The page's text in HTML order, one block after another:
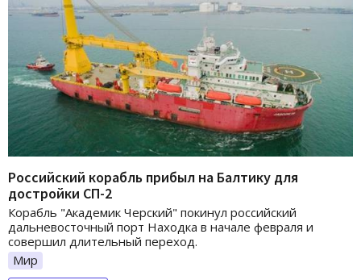
Российский корабль прибыл на Балтику для
достройки СП-2
Корабль "Академик Черский" покинул российский
дальневосточный порт Находка в начале февраля и
совершил длительный переход.
Мир